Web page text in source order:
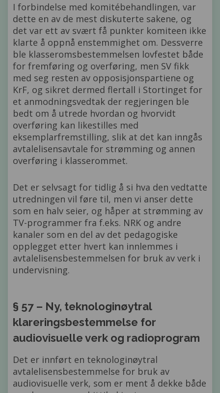
I forbindelse med komitébehandlingen, var
dette en av de mest diskuterte sakene, og
det var ett av svært få punkter komiteen ikke
klarte å oppnå enstemmighet om. Dessverre
ble klasseromsbestemmelsen lovfestet både
for fremføring og overføring, men SV fikk
med seg resten av opposisjonspartiene og
KrF, og sikret dermed flertall i Stortinget for
et anmodningsvedtak der regjeringen ble
bedt om å utrede hvordan og hvorvidt
overføring kan likestilles med
eksemplarfremstilling, slik at det kan inngås
avtalelisensavtale for strømming og annen
overføring i klasserommet.
Det er selvsagt for tidlig å si hva den vedtatte
utredningen vil føre til, men vi anser dette
som en halv seier, og håper at strømming av
TV-programmer fra f.eks. NRK og andre
kanaler som en del av det pedagogiske
opplegget etter hvert kan innlemmes i
avtalelisensbestemmelsen for bruk av verk i
undervisning.
§ 57 – Ny, teknologinøytral
klareringsbestemmelse for
audiovisuelle verk og radioprogram
Det er innført en teknologinøytral
avtalelisensbestemmelse for bruk av
audiovisuelle verk, som er ment å dekke både